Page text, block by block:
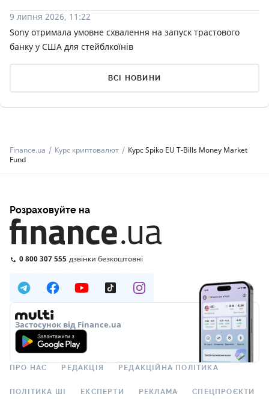
9 липня 2026, 11:22
Sony отримала умовне схвалення на запуск трастового
банку у США для стейблкоїнів
ВСІ НОВИНИ
Finance.ua Курс криптовалют
Курс Spiko EU T-Bills Money Market
Fund
Розраховуйте на
0 800 307 555 дзвінки безкоштовні
Застосунок від Finance.ua
ПРО НАС РЕДАКЦІЯ РЕДАКЦІЙНА ПОЛІТИКА
ПОЛІТИКА ШІ ЕКСПЕРТИ РЕКЛАМА СПЕЦПРОЄКТИ